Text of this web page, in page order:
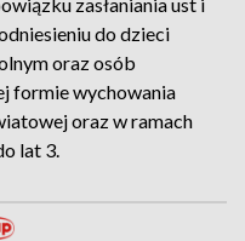
do dzieci
oraz osób
formie wychowania
oraz w ramach
lat 3.